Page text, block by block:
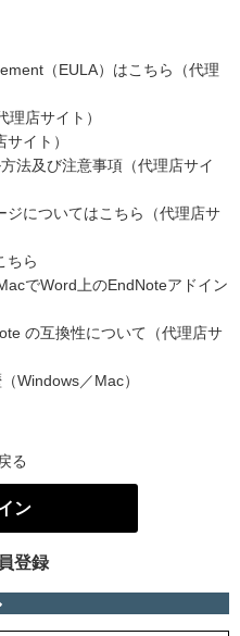
（EULA）はこちら（代理
店サイト）
イト）
法及び注意事項（代理店サイ
についてはこちら（代理店サ
ちら
でWord上のEndNoteアドイン
の互換性について（代理店サ
Windows／Mac）
る
ン
登録